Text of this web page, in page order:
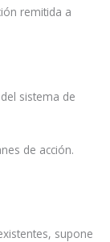
remitida a
sistema de
de acción.
supone